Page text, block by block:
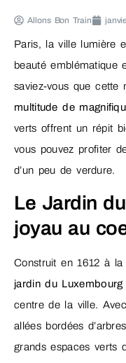
Allons Bon Train
Paris, la ville lumière
beauté emblématique
saviez-vous que cette
multitude de
verts offrent un répit
vous pouvez profiter
d’un peu de verdure.
Le Jardin
joyau au
Construit en 1612 à
jardin du Luxembourg
centre de la ville.
allées bordées
grands espaces verts